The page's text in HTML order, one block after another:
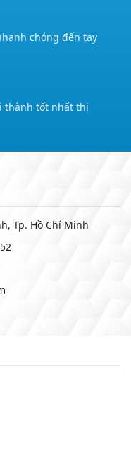
chóng đến tay
thành tốt nhất thị
Tp. Hồ Chí Minh